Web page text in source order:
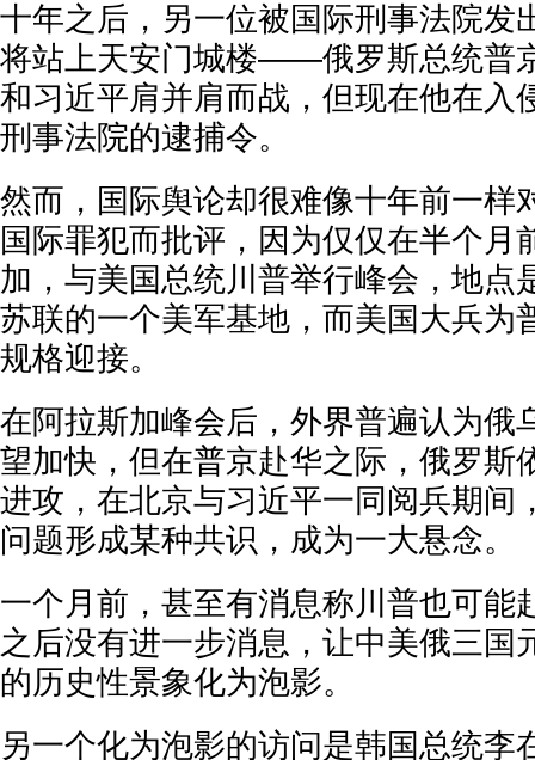
十年之后，另一位被国际刑事法院发
将站上天安门城楼——俄罗斯总统普
和习近平肩并肩而战，但现在他在入
刑事法院的逮捕令。
然而，国际舆论却很难像十年前一样
国际罪犯而批评，因为仅仅在半个月
加，与美国总统川普举行峰会，地点
苏联的一个美军基地，而美国大兵为
规格迎接。
在阿拉斯加峰会后，外界普遍认为俄
望加快，但在普京赴华之际，俄罗斯
进攻，在北京与习近平一同阅兵期间
问题形成某种共识，成为一大悬念。
一个月前，甚至有消息称川普也可能
之后没有进一步消息，让中美俄三国
的历史性景象化为泡影。
另一个化为泡影的访问是韩国总统李